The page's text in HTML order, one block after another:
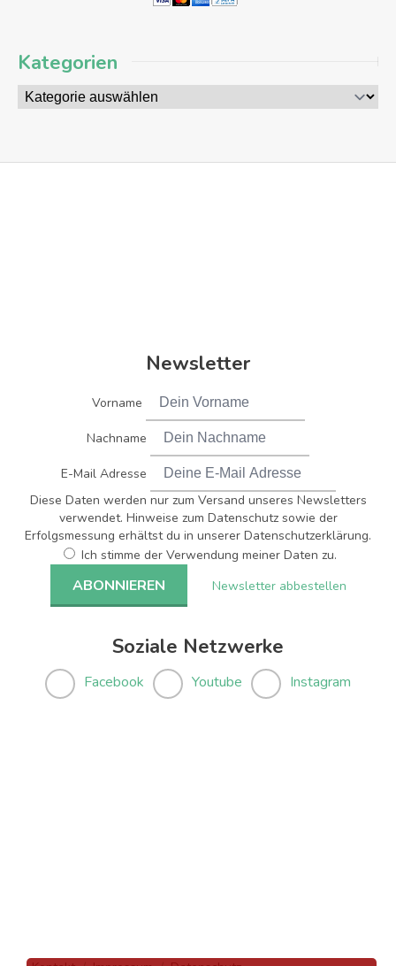
Kategorien
Newsletter
Vorname
Nachname
E-Mail Adresse
Diese Daten werden nur zum Versand unseres Newsletters
verwendet. Hinweise zum Datenschutz sowie der
Erfolgsmessung erhältst du in unserer Datenschutzerklärung.
Ich stimme der Verwendung meiner Daten zu.
Newsletter abbestellen
Soziale Netzwerke
Facebook Youtube Instagram